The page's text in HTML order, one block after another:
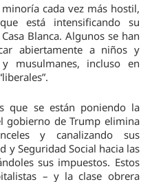
cada vez más hostil,
está intensificando su
Blanca. Algunos se han
abiertamente a niños y
musulmanes, incluso en
que se están poniendo la
gobierno de Trump elimina
y canalizando sus
y Seguridad Social hacia las
sus impuestos. Estos
– y la clase obrera